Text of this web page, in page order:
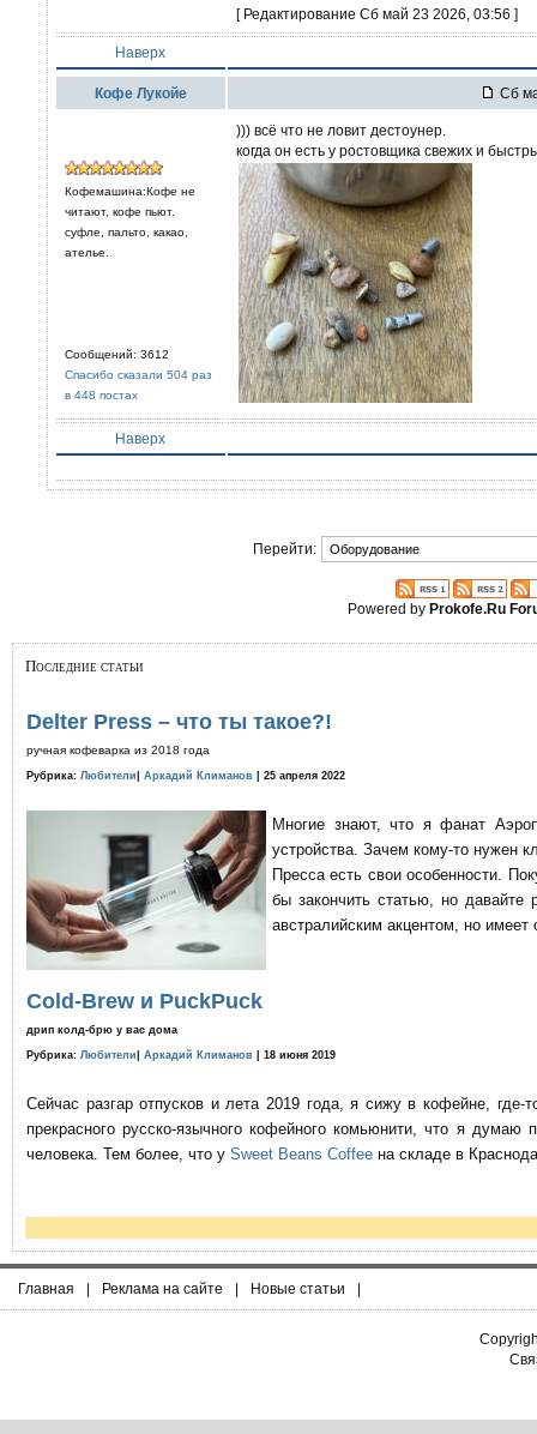
[ Редактирование Сб май 23 2026, 03:56 ]
Наверх
Кофе Лукойе Сб
Кофемашина:Кофе не
читают, кофе пьют.
суфле, пальто, какао,
ателье.
Сообщений: 3612
Спасибо сказали 504 раз
в 448 постах
))) всё что не ловит дестоунер.
когда он есть у ростовщика свежих и
Наверх
Перейти:
Powered byProkofe.Ru
Последние статьи
Delter Press – что ты такое?!
ручная кофеварка из 2018 года
Рубрика: Любители Аркадий Климанов | 25 апреля 2022
Многие знают, что я фанат
устройства. Зачем кому-то нужен
Пресса есть свои особенности.
бы закончить статью, но давайте
австралийским акцентом, но имеет
Cold-Brew и PuckPuck
дрип колд-брю у вас дома
Рубрика: Любители Аркадий Климанов | 18 июня 2019
Сейчас разгар отпусков и лета 2019 года, я сижу в кофейне,
прекрасного русско-язычного кофейного комьюнити, что я
человека. Тем более, что у Sweet Beans Coffee на складе в
Главная | Реклама на сайте | Новые статьи |